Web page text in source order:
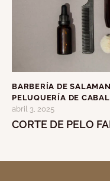
BARBERÍA DE
PELUQUERÍA DE
abril 3, 2025
CORTE DE PELO